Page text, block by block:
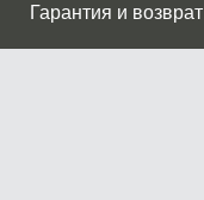
Гарантия и возврат